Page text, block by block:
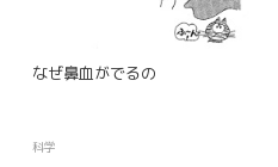
なぜ鼻血がでるの
科学